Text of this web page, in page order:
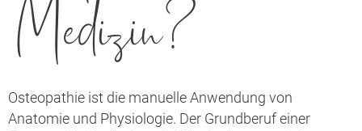
Medizin?
Osteopathie ist die manuelle Anwendung von
Anatomie und Physiologie. Der Grundberuf einer